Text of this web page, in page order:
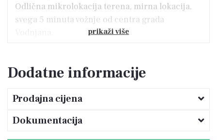
Odlična mikrolokacija terena, mirna lokacija,
svega 5 minuta vožnje od centra grada
prikaži više
Dodatne informacije
Prodajna cijena
Dokumentacija